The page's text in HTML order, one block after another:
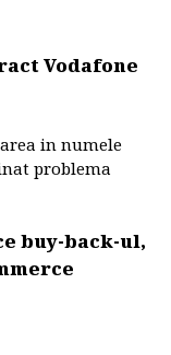
Vodafone
in numele
problema
buy-back-ul,